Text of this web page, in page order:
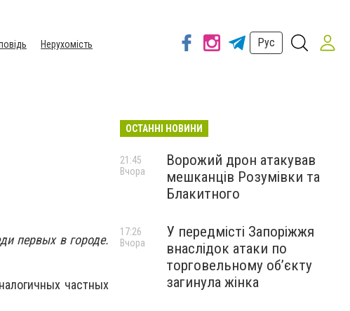
Нерухомість
Рус
первых в городе.
частных
ОСТАННІ НОВИНИ
Ворожий дрон атакував
мешканців Розумівки та
Блакитного
21:45
Вчора
У передмісті Запоріжжя
внаслідок атаки по
торговельному обʼєкту
загинула жінка
17:26
Вчора